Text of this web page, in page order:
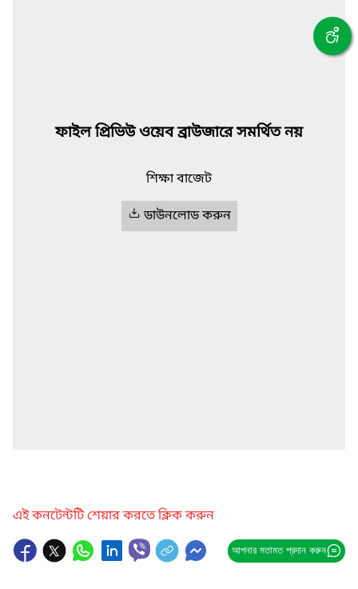
ফাইল প্রিভিউ ওয়েব ব্রাউজারে সমর্থিত নয়
শিক্ষা বাজেট
ডাউনলোড করুন
এই কনটেন্টটি শেয়ার করতে ক্লিক করুন
আপনার মতামত প্রদান করুন